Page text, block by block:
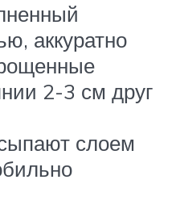
аккуратно
2-3 см друг
слоем